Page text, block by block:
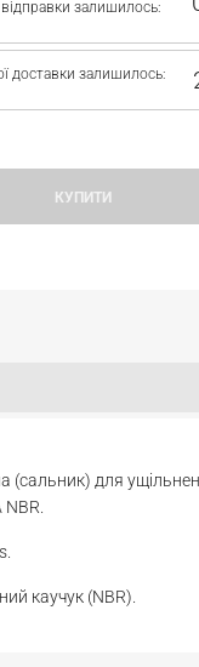
залишилось:
доставки залишилось:
КУПИТИ
для
каучук (NBR).